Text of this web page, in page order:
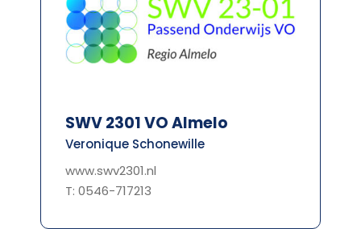
SWV 2301 VO Almelo
Veronique Schonewille
www.swv2301.nl
T: 0546-717213